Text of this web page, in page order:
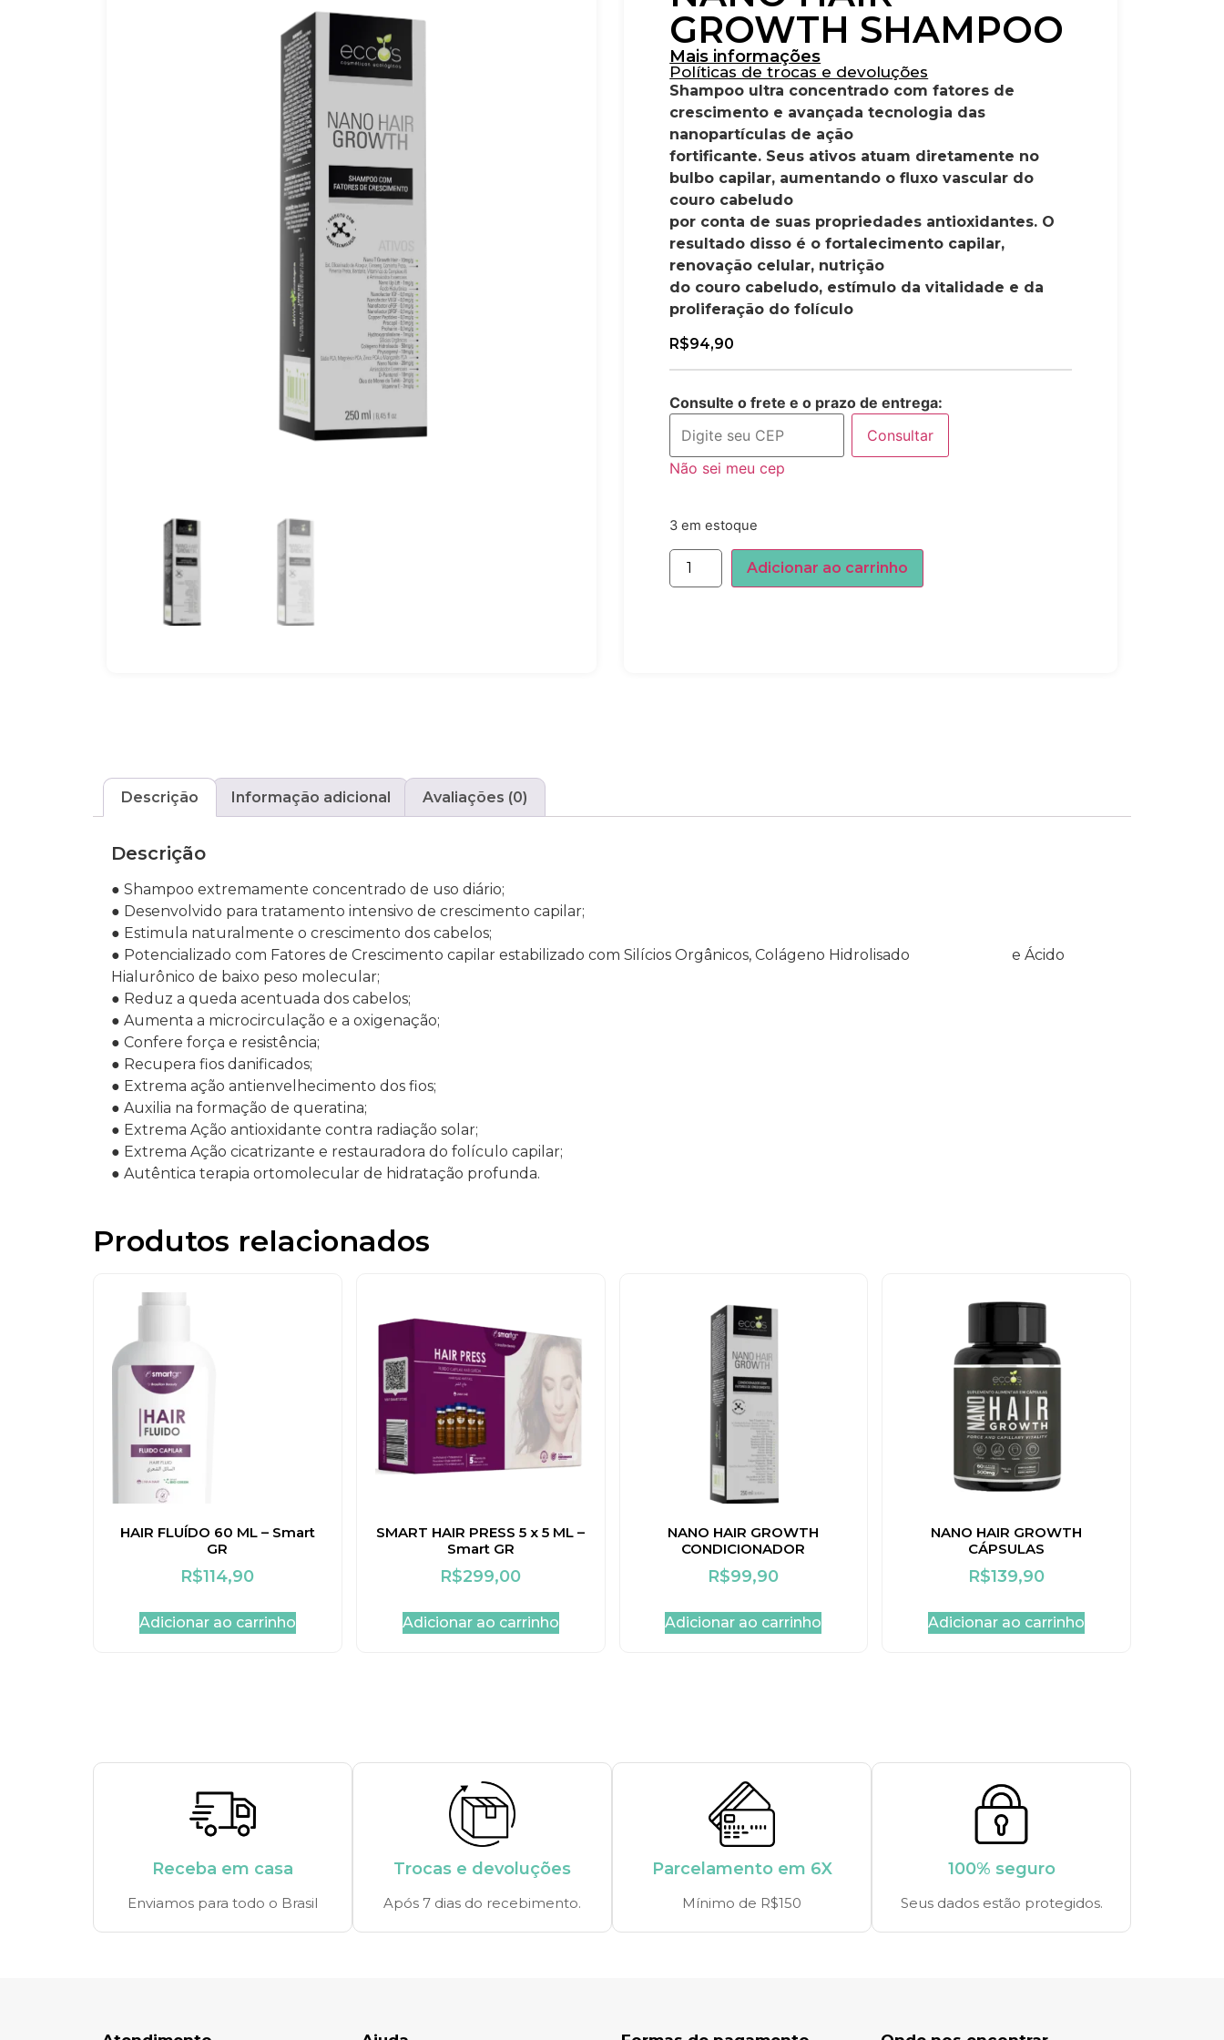
GROWTH SHAMPOO
Mais informações
Políticas de trocas e devoluções
Shampoo ultra concentrado com fatores de
crescimento e avançada tecnologia das
nanopartículas de ação
fortificante. Seus ativos atuam diretamente no
bulbo capilar, aumentando o fluxo vascular do
couro cabeludo
por conta de suas propriedades antioxidantes. O
resultado disso é o fortalecimento capilar,
renovação celular, nutrição
do couro cabeludo, estímulo da vitalidade e da
proliferação do folículo
R$94,90
Consulte o frete e o prazo de entrega:
Consultar
Não sei meu cep
3 em estoque
Adicionar ao carrinho
Descrição Informação adicional Avaliações (0)
Descrição
● Shampoo extremamente concentrado de uso diário;
● Desenvolvido para tratamento intensivo de crescimento capilar;
● Estimula naturalmente o crescimento dos cabelos;
● Potencializado com Fatores de Crescimento capilar estabilizado com Silícios Orgânicos, Colágeno Hidrolisado e Ácido
Hialurônico de baixo peso molecular;
● Reduz a queda acentuada dos cabelos;
● Aumenta a microcirculação e a oxigenação;
● Confere força e resistência;
● Recupera fios danificados;
● Extrema ação antienvelhecimento dos fios;
● Auxilia na formação de queratina;
● Extrema Ação antioxidante contra radiação solar;
● Extrema Ação cicatrizante e restauradora do folículo capilar;
● Autêntica terapia ortomolecular de hidratação profunda.
Produtos relacionados
HAIR FLUÍDO 60 ML – Smart
GR
R$114,90
Adicionar ao carrinho
SMART HAIR PRESS 5 x 5 ML –
Smart GR
R$299,00
Adicionar ao carrinho
NANO HAIR GROWTH
CONDICIONADOR
R$99,90
Adicionar ao carrinho
NANO HAIR GROWTH
CÁPSULAS
R$139,90
Adicionar ao carrinho
Receba em casa
Enviamos para todo o Brasil
Trocas e devoluções
Após 7 dias do recebimento.
Parcelamento em 6X
Mínimo de R$150
100% seguro
Seus dados estão protegidos.